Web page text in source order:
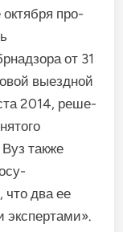
октября про­
от 31
выездной
2014, реше­
также
что два ее